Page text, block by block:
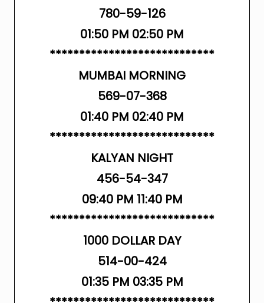
780-59-126
01:50 PM 02:50 PM
****************************
MUMBAI MORNING
569-07-368
01:40 PM 02:40 PM
****************************
KALYAN NIGHT
456-54-347
09:40 PM 11:40 PM
****************************
1000 DOLLAR DAY
514-00-424
01:35 PM 03:35 PM